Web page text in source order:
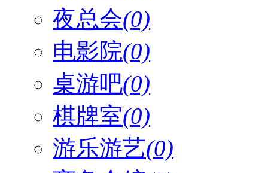
夜总会(0)
电影院(0)
桌游吧(0)
棋牌室(0)
游乐游艺(0)